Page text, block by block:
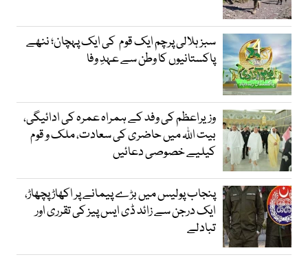
سبز ہلالی پرچم ایک قوم کی ایک پہچان؛ ننھے
پاکستانیوں کا وطن سے عہدِ وفا
وزیراعظم کی وفد کے ہمراہ عمرہ کی ادائیگی،
بیت اللہ میں حاضری کی سعادت، ملک و قوم
کیلیے خصوصی دعائیں
پنجاب پولیس میں بڑے پیمانے پر اکھاڑ پچھاڑ،
ایک درجن سے زائد ڈی ایس پیز کی تقرری اور
تبادلے